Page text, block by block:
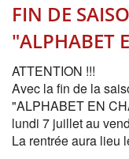
FIN DE
"ALPHABET
ATTENTION !!!
Avec la fin de la
"ALPHABET EN
lundi 7 juillet au
La rentrée aura lieu